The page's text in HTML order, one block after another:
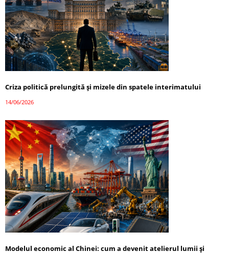
Criza politică prelungită și mizele din spatele interimatului
14/06/2026
Modelul economic al Chinei: cum a devenit atelierul lumii și